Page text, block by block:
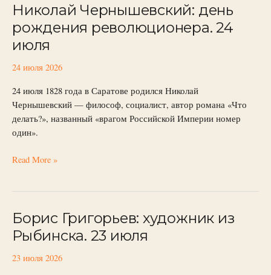
Николай Чернышевский: день
рождения революционера. 24
июля
24 июля 2026
24 июля 1828 года в Саратове родился Николай
Чернышевский — философ, социалист, автор романа «Что
делать?», названный «врагом Российской Империи номер
один».
Николай
день
рождения
революционера.
июля
Read More »
Борис Григорьев: художник из
Рыбинска. 23 июля
23 июля 2026
Борис
Григорьев:
художник
из